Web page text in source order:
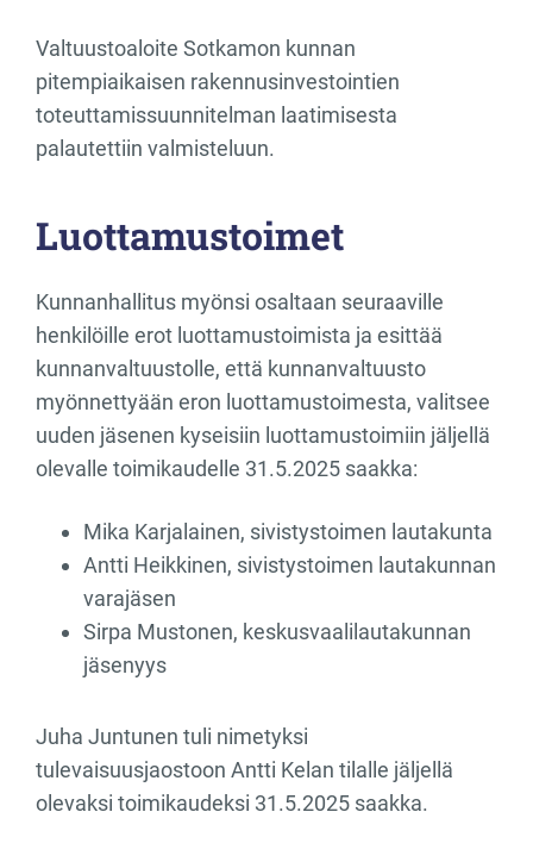
Valtuustoaloite Sotkamon kunnan
pitempiaikaisen rakennusinvestointien
toteuttamissuunnitelman laatimisesta
palautettiin valmisteluun.
Luottamustoimet
Kunnanhallitus myönsi osaltaan seuraaville
henkilöille erot luottamustoimista ja esittää
kunnanvaltuustolle, että kunnanvaltuusto
myönnettyään eron luottamustoimesta, valitsee
uuden jäsenen kyseisiin luottamustoimiin jäljellä
olevalle toimikaudelle 31.5.2025 saakka:
Mika Karjalainen, sivistystoimen lautakunta
Antti Heikkinen, sivistystoimen lautakunnan
varajäsen
Sirpa Mustonen, keskusvaalilautakunnan
jäsenyys
Juha Juntunen tuli nimetyksi
tulevaisuusjaostoon Antti Kelan tilalle jäljellä
olevaksi toimikaudeksi 31.5.2025 saakka.